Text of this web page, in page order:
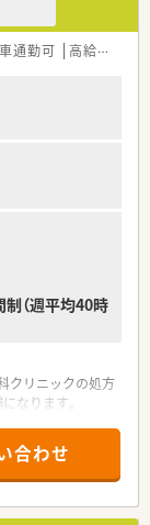
り、店舗全体の
きるよう調整して
得率が95％以上
ライベートの両
多数店舗展開して
に開かれた薬局作
車通勤可 高給与(600万円以上)
（週平均40時
クリニックの処方
なります。
て働きたい方に
応援体制が整っ
合わせ